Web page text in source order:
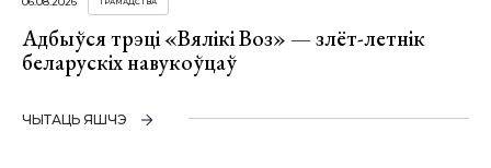
Адбыўся трэці «Вялікі Воз» — злёт-летнік
беларускіх навукоўцаў
ЧЫТАЦЬ ЯШЧЭ